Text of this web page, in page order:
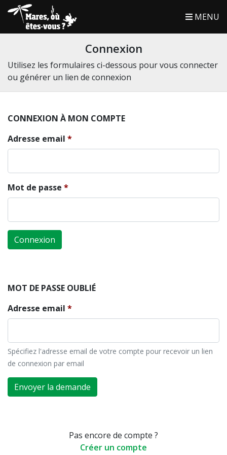
MENU
Connexion
Utilisez les formulaires ci-dessous pour vous connecter
ou générer un lien de connexion
CONNEXION À MON COMPTE
Adresse email
Mot de passe
Connexion
MOT DE PASSE OUBLIÉ
Adresse email
Spécifiez l'adresse email de votre compte pour recevoir un lien
de connexion par email
Envoyer la demande
Pas encore de compte ?
Créer un compte